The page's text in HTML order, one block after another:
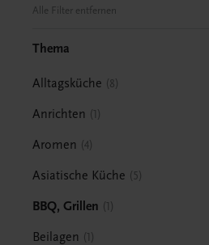
Alle Filter entfernen
Thema
Alltagsküche 8
Anrichten 1
Aromen 4
Asiatische Küche 5
BBQ, Grillen 1
Beilagen 1